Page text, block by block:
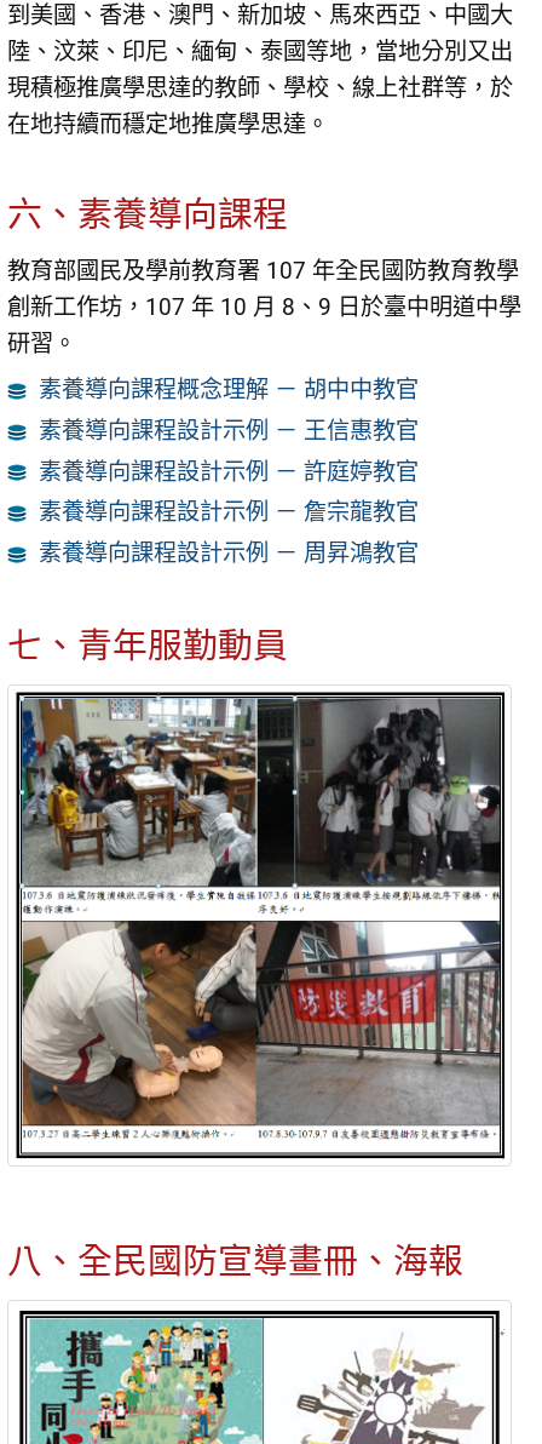
到美國、香港、澳門、新加坡、馬來西亞、中國大
陸、汶萊、印尼、緬甸、泰國等地，當地分別又出
現積極推廣學思達的教師、學校、線上社群等，於
在地持續而穩定地推廣學思達。
六、素養導向課程
教育部國民及學前教育署 107 年全民國防教育教學
創新工作坊，107 年 10 月 8、9 日於臺中明道中學
研習。
素養導向課程概念理解 － 胡中中教官
素養導向課程設計示例 － 王信惠教官
素養導向課程設計示例 － 許庭婷教官
素養導向課程設計示例 － 詹宗龍教官
素養導向課程設計示例 － 周昇鴻教官
七、青年服勤動員
八、全民國防宣導畫冊、海報